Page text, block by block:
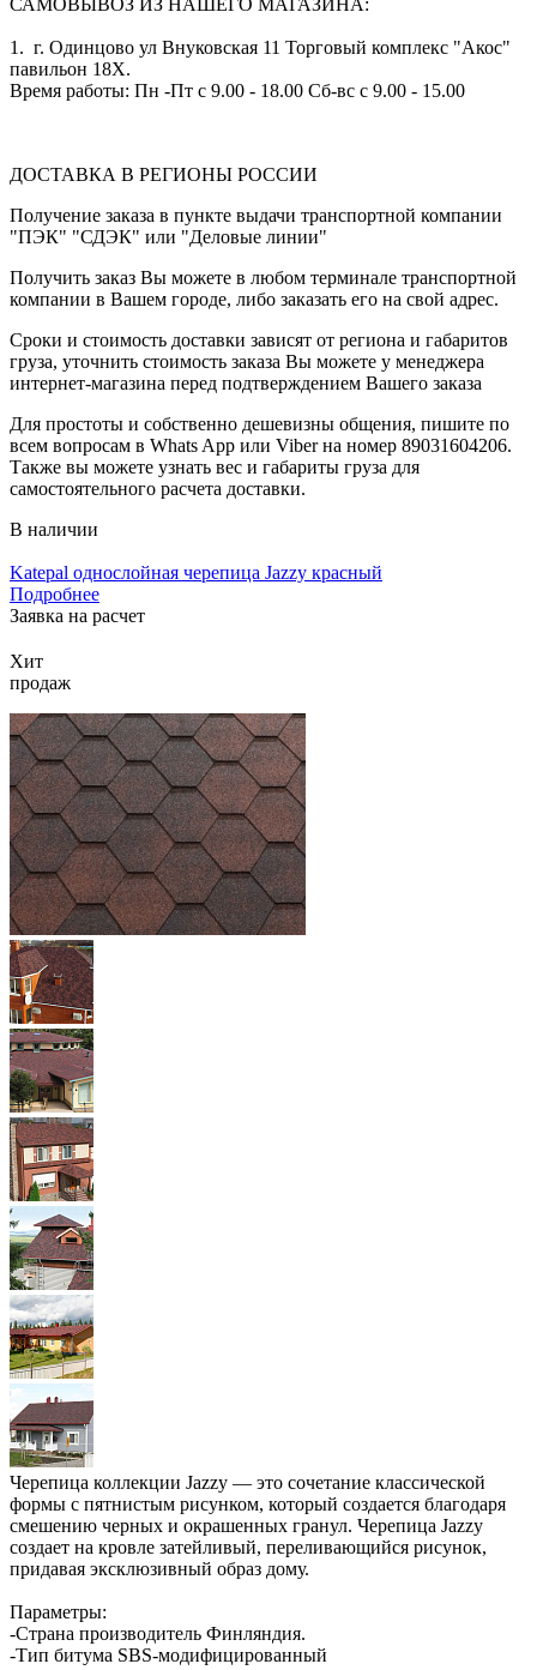
1. г. Одинцово ул Внуковская 11 Торговый комплекс "Акос"
павильон 18Х.
Время работы: Пн -Пт с 9.00 - 18.00 Сб-вс с 9.00 - 15.00
ДОСТАВКА В РЕГИОНЫ РОССИИ
Получение заказа в пункте выдачи транспортной компании
"ПЭК" "СДЭК" или "Деловые линии"
Получить заказ Вы можете в любом терминале транспортной
компании в Вашем городе, либо заказать его на свой адрес.
Сроки и стоимость доставки зависят от региона и габаритов
груза, уточнить стоимость заказа Вы можете у менеджера
интернет-магазина перед подтверждением Вашего заказа
Для простоты и собственно дешевизны общения, пишите по
всем вопросам в Whats App или Viber на номер 89031604206.
Также вы можете узнать вес и габариты груза для
самостоятельного расчета доставки.
В наличии
Katepal однослойная черепица Jazzy красный
Подробнее
Заявка на расчет
Хит
продаж
Черепица коллекции Jazzy — это сочетание классической
формы с пятнистым рисунком, который создается благодаря
смешению черных и окрашенных гранул. Черепица Jazzy
создает на кровле затейливый, переливающийся рисунок,
придавая эксклюзивный образ дому.
Параметры:
-Страна производитель Финляндия.
-Тип битума SBS-модифицированный